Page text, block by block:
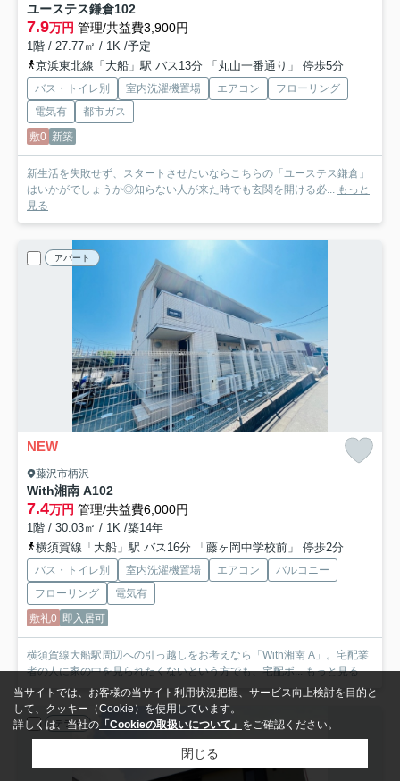
ユーステス鎌倉102
7.9万円 管理/共益費3,900円
1階 / 27.77㎡ / 1K /予定
京浜東北線「大船」駅 バス13分 「丸山一番通り」 停歩5分
バス・トイレ別 室内洗濯機置場 エアコン
フローリング
電気有
都市ガス
敷0 新築
新生活を失敗せず、スタートさせたいならこちらの「ユーステス鎌倉」
はいかがでしょうか◎知らない人が来た時でも玄関を開ける必...
もっと
見る
アパート
NEW
藤沢市柄沢
With湘南 A102
7.4万円 管理/共益費6,000円
1階 / 30.03㎡ / 1K /築14年
横須賀線「大船」駅 バス16分 「藤ヶ岡中学校前」 停歩2分
バス・トイレ別 室内洗濯機置場 エアコン
バルコニー
フローリング
電気有
敷礼0 即入居可
横須賀線大船駅周辺への引っ越しをお考えなら「With湘南 A」。宅配業
者の人に家の中を見られたくないという方でも、宅配ボ...もっと見る
テラス
当サイトでは、お客様の当サイト利用状況把握、サービス向上検討を目的と
して、クッキー（Cookie）を使用しています。
詳しくは、当社の 「Cookieの取扱いについて」 をご確認ください。
閉じる